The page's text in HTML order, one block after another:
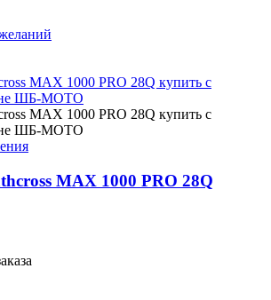
MAX 1000 PRO 28Q